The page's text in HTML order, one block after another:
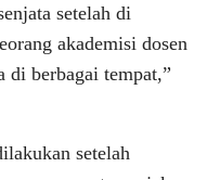
setelah di
akademisi dosen
di berbagai tempat,”
setelah